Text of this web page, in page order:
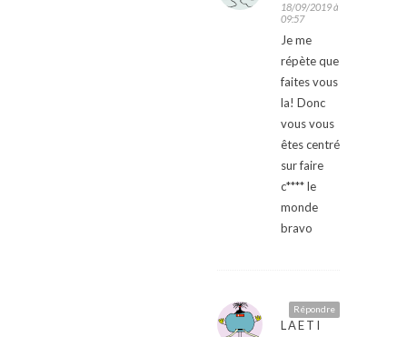
18/09/2019 à
09:57
Je me
répète que
faites vous
la! Donc
vous vous
êtes centré
sur faire
c**** le
monde
bravo
Répondre
LAETI